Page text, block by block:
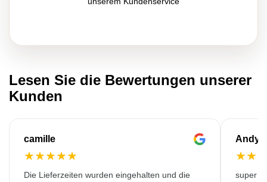
Lesen Sie die Bewertungen unserer
Kunden
camille
★★★★★
Die Lieferzeiten wurden eingehalten und die
Andy
★★
super